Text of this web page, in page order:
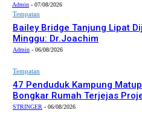
Admin - 07/08/2026
Tempatan
Bailey Bridge Tanjung Lipat
Minggu: Dr.Joachim
Admin - 06/08/2026
Tempatan
47 Penduduk Kampung
Bongkar Rumah Terjejas
STRINGER - 06/08/2026